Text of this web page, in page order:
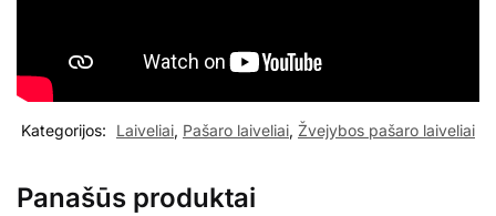
Kategorijos: Laiveliai, Pašaro laiveliai, Žvejybos pašaro laiveliai
Panašūs produktai